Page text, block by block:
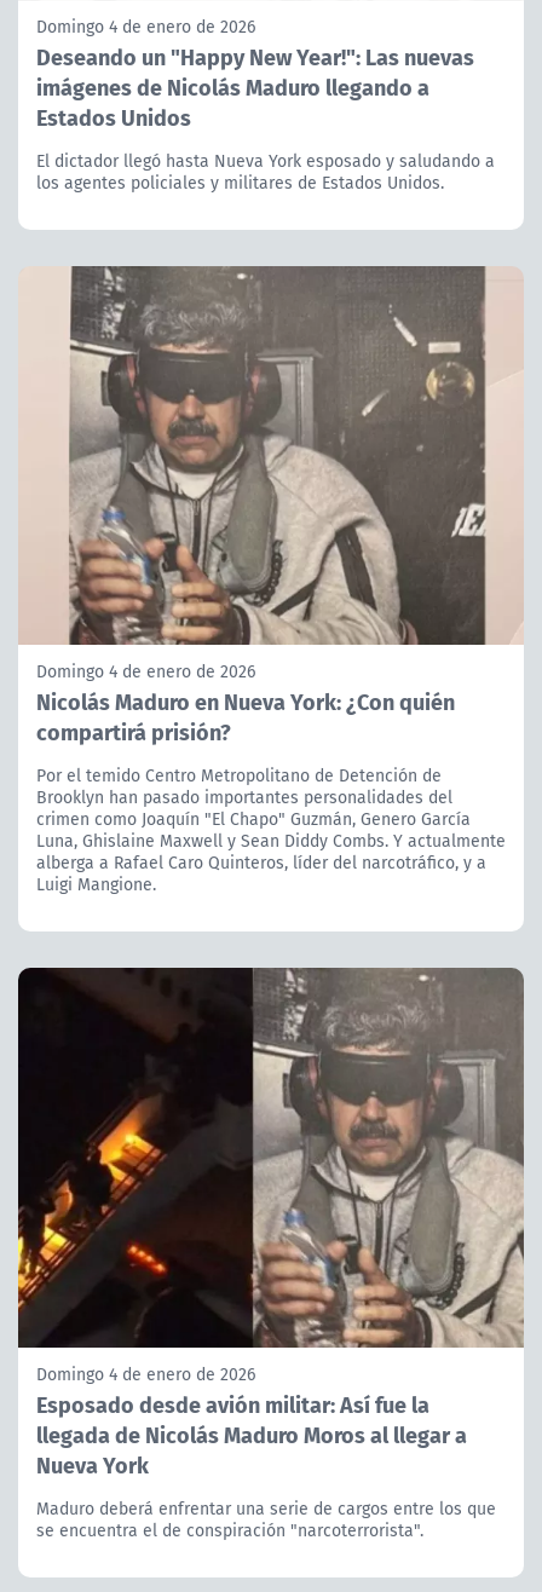
Domingo 4 de enero de 2026
Deseando un "Happy New Year!": Las nuevas
imágenes de Nicolás Maduro llegando a
Estados Unidos
El dictador llegó hasta Nueva York esposado y saludando a
los agentes policiales y militares de Estados Unidos.
Domingo 4 de enero de 2026
Nicolás Maduro en Nueva York: ¿Con quién
compartirá prisión?
Por el temido Centro Metropolitano de Detención de
Brooklyn han pasado importantes personalidades del
crimen como Joaquín "El Chapo" Guzmán, Genero García
Luna, Ghislaine Maxwell y Sean Diddy Combs. Y actualmente
alberga a Rafael Caro Quinteros, líder del narcotráfico, y a
Luigi Mangione.
Domingo 4 de enero de 2026
Esposado desde avión militar: Así fue la
llegada de Nicolás Maduro Moros al llegar a
Nueva York
Maduro deberá enfrentar una serie de cargos entre los que
se encuentra el de conspiración "narcoterrorista".